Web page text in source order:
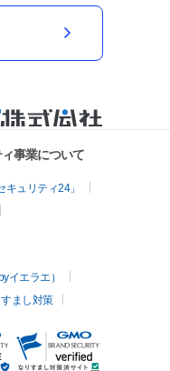
事業について
ュリティ24」
イエラエ）
まし対策